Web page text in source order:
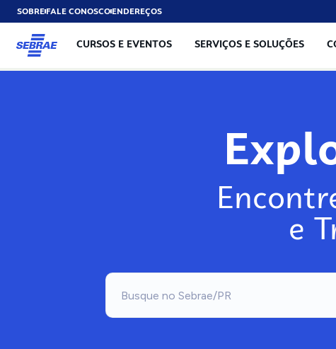
SOBREFALE CONOSCOENDEREÇOS
CURSOS E EVENTOS SERVIÇOS E SOLUÇÕES
e